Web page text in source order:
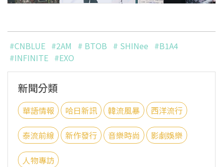
#CNBLUE #2AM # BTOB # SHINee #B1A4
#INFINITE #EXO
新聞分類
華語情報 哈日新訊 韓流風暴 西洋流行
泰流前線 新作發行 音樂時尚 影劇娛樂
人物專訪